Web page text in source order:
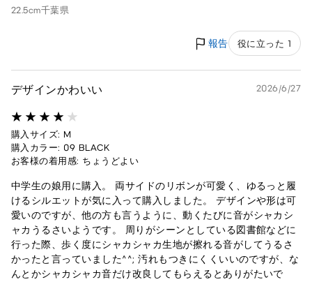
22.5cm千葉県
報告 役に立った 1
デザインかわいい 2026/6/27
購入サイズ: M
購入カラー: 09 BLACK
お客様の着用感: ちょうどよい
中学生の娘用に購入。 両サイドのリボンが可愛く、ゆるっと履
けるシルエットが気に入って購入しました。 デザインや形は可
愛いのですが、他の方も言うように、動くたびに音がシャカシ
ャカうるさいようです。 周りがシーンとしている図書館などに
行った際、歩く度にシャカシャカ生地が擦れる音がしてうるさ
かったと言っていました^^; 汚れもつきにくくいいのですが、な
んとかシャカシャカ音だけ改良してもらえるとありがたいで